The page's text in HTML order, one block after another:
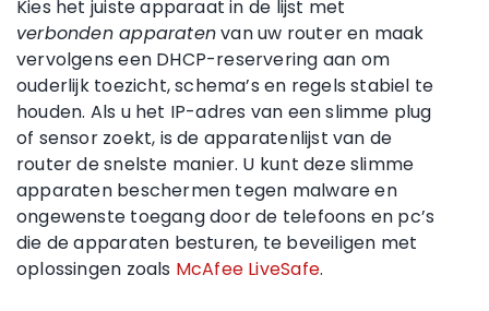
Kies het juiste apparaat in de lijst met
verbonden apparatenvan uw router en maak
vervolgens een DHCP-reservering aan om
ouderlijk toezicht, schema’s en regels stabiel te
houden. Als u het IP-adres van een slimme plug
of sensor zoekt, is de apparatenlijst van de
router de snelste manier. U kunt deze slimme
apparaten beschermen tegen malware en
ongewenste toegang door de telefoons en pc’s
die de apparaten besturen, te beveiligen met
oplossingen zoals McAfee LiveSafe.